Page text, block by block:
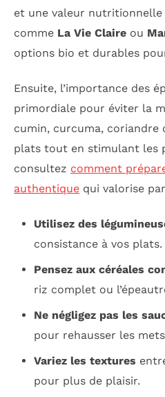
et une valeur nutritionnelle
comme La Vie Claire ou
options bio et durables
Ensuite, l’importance des
primordiale pour éviter la
cumin, curcuma, coriandre
plats tout en stimulant les
consultez comment
authentique qui valorise
Utilisez des
consistance à vos plats.
Pensez aux céréales
riz complet ou
Ne négligez pas les
pour rehausser les
Variez les textures
pour plus de plaisir.